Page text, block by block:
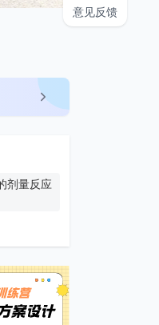
意见反馈
剂量反应